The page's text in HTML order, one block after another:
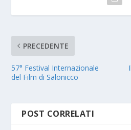
PRECEDENTE
57° Festival Internazionale
del Film di Salonicco
POST CORRELATI